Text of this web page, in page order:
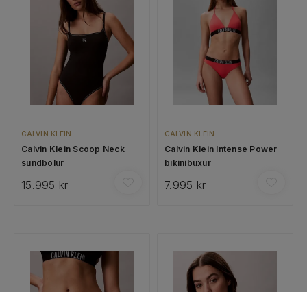
CALVIN KLEIN
Calvin Klein Scoop Neck
sundbolur
15.995 kr
CALVIN KLEIN
Calvin Klein Intense Power
bikinibuxur
7.995 kr